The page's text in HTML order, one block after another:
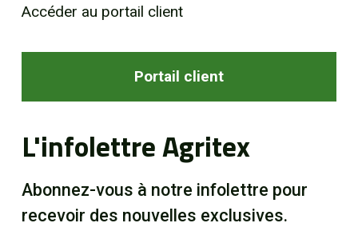
Accéder au portail client
Portail client
L'infolettre Agritex
Abonnez-vous à notre infolettre pour
recevoir des nouvelles exclusives.